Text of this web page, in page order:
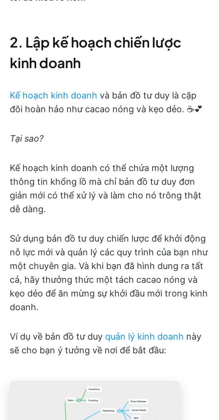
2. Lập kế hoạch chiến lược
kinh doanh
Kế hoạch kinh doanh và bản đồ tư duy là cặp
đôi hoàn hảo như cacao nóng và kẹo dẻo. ☕️💕
Tại sao?
Kế hoạch kinh doanh có thể chứa một lượng
thông tin khổng lồ mà chỉ bản đồ tư duy đơn
giản mới có thể xử lý và làm cho nó trông thật
dễ dàng.
Sử dụng bản đồ tư duy chiến lược để khởi động
nỗ lực mới và quản lý các quy trình của bạn như
một chuyên gia. Và khi bạn đã hình dung ra tất
cả, hãy thưởng thức một tách cacao nóng và
kẹo dẻo để ăn mừng sự khởi đầu mới trong kinh
doanh.
Ví dụ về bản đồ tư duy quản lý kinh doanh này
sẽ cho bạn ý tưởng về nơi để bắt đầu: